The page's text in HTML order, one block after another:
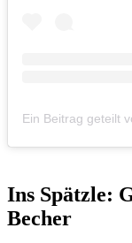
Ins Spätzle:
Becher